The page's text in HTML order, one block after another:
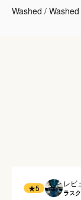
Washed / Washed
★5 レビ
ラスク